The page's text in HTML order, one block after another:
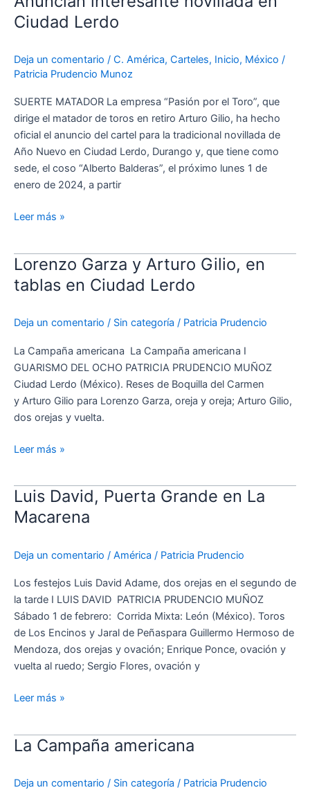
Ciudad Lerdo
Deja un comentario / C. América, Carteles, Inicio, México /
Patricia Prudencio Munoz
SUERTE MATADOR La empresa “Pasión por el Toro”, que
dirige el matador de toros en retiro Arturo Gilio, ha hecho
oficial el anuncio del cartel para la tradicional novillada de
Año Nuevo en Ciudad Lerdo, Durango y, que tiene como
sede, el coso “Alberto Balderas”, el próximo lunes 1 de
enero de 2024, a partir
en
Ciudad
Leer más »
Lorenzo Garza y Arturo Gilio, en
tablas en Ciudad Lerdo
Deja un comentario / Sin categoría / Patricia Prudencio
La Campaña americana La Campaña americana I
GUARISMO DEL OCHO PATRICIA PRUDENCIO MUÑOZ
Ciudad Lerdo (México). Reses de Boquilla del Carmen
y Arturo Gilio para Lorenzo Garza, oreja y oreja; Arturo Gilio,
dos orejas y vuelta.
Lorenzo
Garza
y
Gilio,
en
tablas
en
Ciudad
Lerdo
Leer más »
Luis David, Puerta Grande en La
Macarena
Deja un comentario / América / Patricia Prudencio
Los festejos Luis David Adame, dos orejas en el segundo de
la tarde I LUIS DAVID PATRICIA PRUDENCIO MUÑOZ
Sábado 1 de febrero: Corrida Mixta: León (México). Toros
de Los Encinos y Jaral de Peñaspara Guillermo Hermoso de
Mendoza, dos orejas y ovación; Enrique Ponce, ovación y
vuelta al ruedo; Sergio Flores, ovación y
Luis
David,
Puerta
en
La
Macarena
Leer más »
La Campaña americana
Deja un comentario / Sin categoría / Patricia Prudencio
La
americana